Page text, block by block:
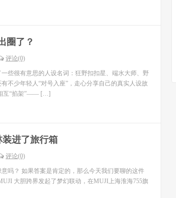
圈了？
评论(0)
些很有意思的人设名词：狂野扣扣星、端水大师、野
少年轻人“对号入座”，走心分享自己的真实人设故
互“掐架”—— […]
进了旅行箱
评论(0)
吗？ 如果答案是肯定的，那么今天我们要聊的这件
大胆跨界发起了梦幻联动，在MUJI上海淮海755旗